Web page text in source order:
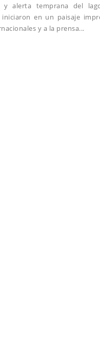
y alerta temprana del
en un paisaje
y a la prensa...